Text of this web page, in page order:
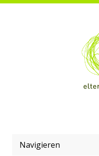
Navigieren